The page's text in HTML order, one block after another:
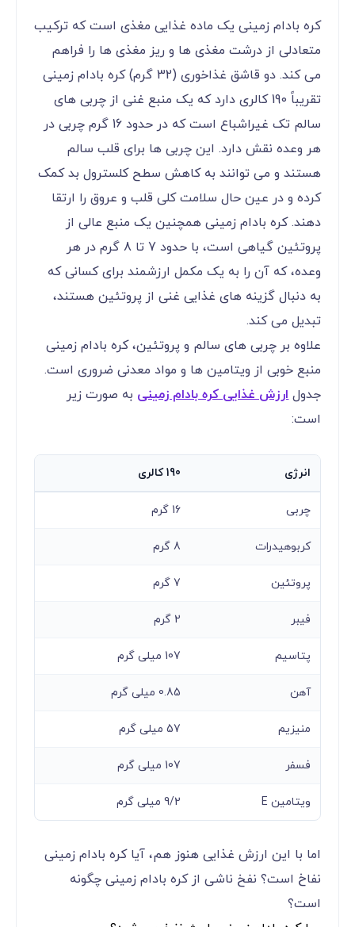
کره بادام زمینی یک ماده غذایی مغذی است که ترکیب
متعادلی از درشت مغذی ها و ریز مغذی ها را فراهم
می کند. دو قاشق غذاخوری (32 گرم) کره بادام زمینی
تقریباً 190 کالری دارد که یک منبع غنی از چربی های
سالم تک غیراشباع است که در حدود 16 گرم چربی در
هر وعده نقش دارد. این چربی ها برای قلب سالم
هستند و می توانند به کاهش سطح کلسترول بد کمک
کرده و در عین حال سلامت کلی قلب و عروق را ارتقا
دهند. کره بادام زمینی همچنین یک منبع عالی از
پروتئین گیاهی است، با حدود 7 تا 8 گرم در هر
وعده، که آن را به یک مکمل ارزشمند برای کسانی که
به دنبال گزینه های غذایی غنی از پروتئین هستند،
تبدیل می کند.
علاوه بر چربی های سالم و پروتئین، کره بادام زمینی
منبع خوبی از ویتامین ها و مواد معدنی ضروری است.
جدولارزش غذایی کره بادام زمینی به صورت زیر
است:
انرژی 190 کالری
چربی 16 گرم
کربوهیدرات 8 گرم
پروتئین 7 گرم
فیبر 2 گرم
پتاسیم 107 میلی گرم
آهن 0.85 میلی گرم
منیزیم 57 میلی گرم
فسفر 107 میلی گرم
ویتامین E 9/2 میلی گرم
اما با این ارزش غذایی هنوز هم، آیا کره بادام زمینی
نفاخ است؟ نفخ ناشی از کره بادام زمینی چگونه
است؟